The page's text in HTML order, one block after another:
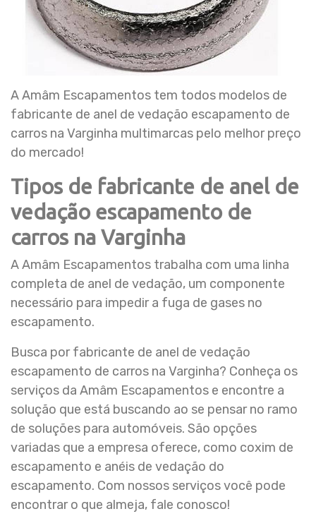
A Amâm Escapamentos tem todos modelos de
fabricante de anel de vedação escapamento de
carros na Varginha multimarcas pelo melhor preço
do mercado!
Tipos de fabricante de anel de
vedação escapamento de
carros na Varginha
A Amâm Escapamentos trabalha com uma linha
completa de anel de vedação, um componente
necessário para impedir a fuga de gases no
escapamento.
Busca por fabricante de anel de vedação
escapamento de carros na Varginha? Conheça os
serviços da Amâm Escapamentos e encontre a
solução que está buscando ao se pensar no ramo
de soluções para automóveis. São opções
variadas que a empresa oferece, como coxim de
escapamento e anéis de vedação do
escapamento. Com nossos serviços você pode
encontrar o que almeja, fale conosco!